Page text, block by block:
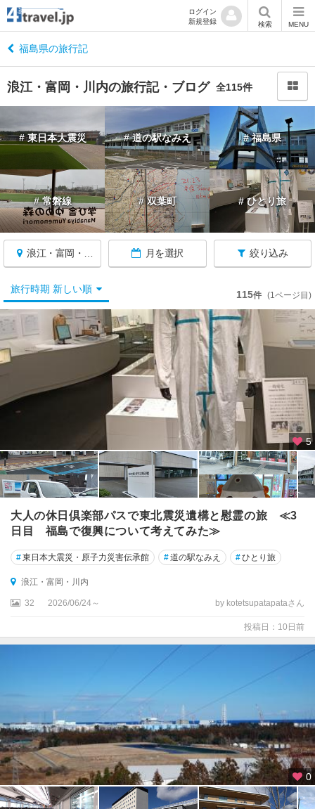
ログイン
新規登録
検索 MENU
福島県の旅行記
浪江・富岡・川内の旅行記・ブログ 全115件
# 東日本大震災 # 道の駅なみえ # 福島県
# 常磐線 # 双葉町 # ひとり旅
浪江・富岡・川内 月を選択 絞り込み
福
島
戻
る
福
島
べ
て
福
島
・
飯
泉
湯
・
岳
・
二
本
松
猪
苗
梯
梯
会
津
・
喜
旅行時期 新しい順 115件 (1ページ目)
5
大人の休日倶楽部パスで東北震災遺構と慰霊の旅 ≪3
日目 福島で復興について考えてみた≫
#東日本大震災・原子力災害伝承館 #道の駅なみえ #ひとり旅
浪江・富岡・川内
32 2026/06/24～ by kotetsupatapataさん
投稿日：10日前
0